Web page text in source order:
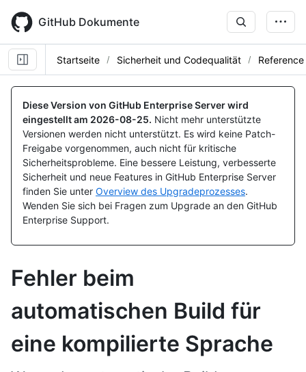
main
content
GitHub Dokumente
Startseite Sicherheit und Codequalität Reference
Diese Version von GitHub Enterprise Server wird
eingestellt am 2026-08-25. Nicht mehr unterstützte
Versionen werden nicht unterstützt. Es wird keine Patch-
Freigabe vorgenommen, auch nicht für kritische
Sicherheitsprobleme. Eine bessere Leistung, verbesserte
Sicherheit und neue Features in GitHub Enterprise Server
finden Sie unter Overview des Upgradeprozesses.
Wenden Sie sich bei Fragen zum Upgrade an den GitHub
Enterprise Support.
Fehler beim
automatischen Build für
eine kompilierte Sprache